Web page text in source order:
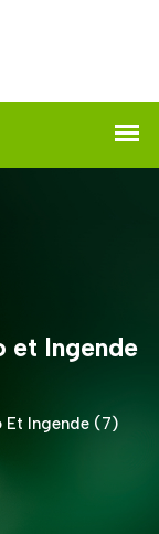
et Ingende
Et Ingende (7)